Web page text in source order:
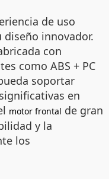
de uso
diseño innovador.
con
como ABS + PC
soportar
en
motor frontal de gran
y la
los